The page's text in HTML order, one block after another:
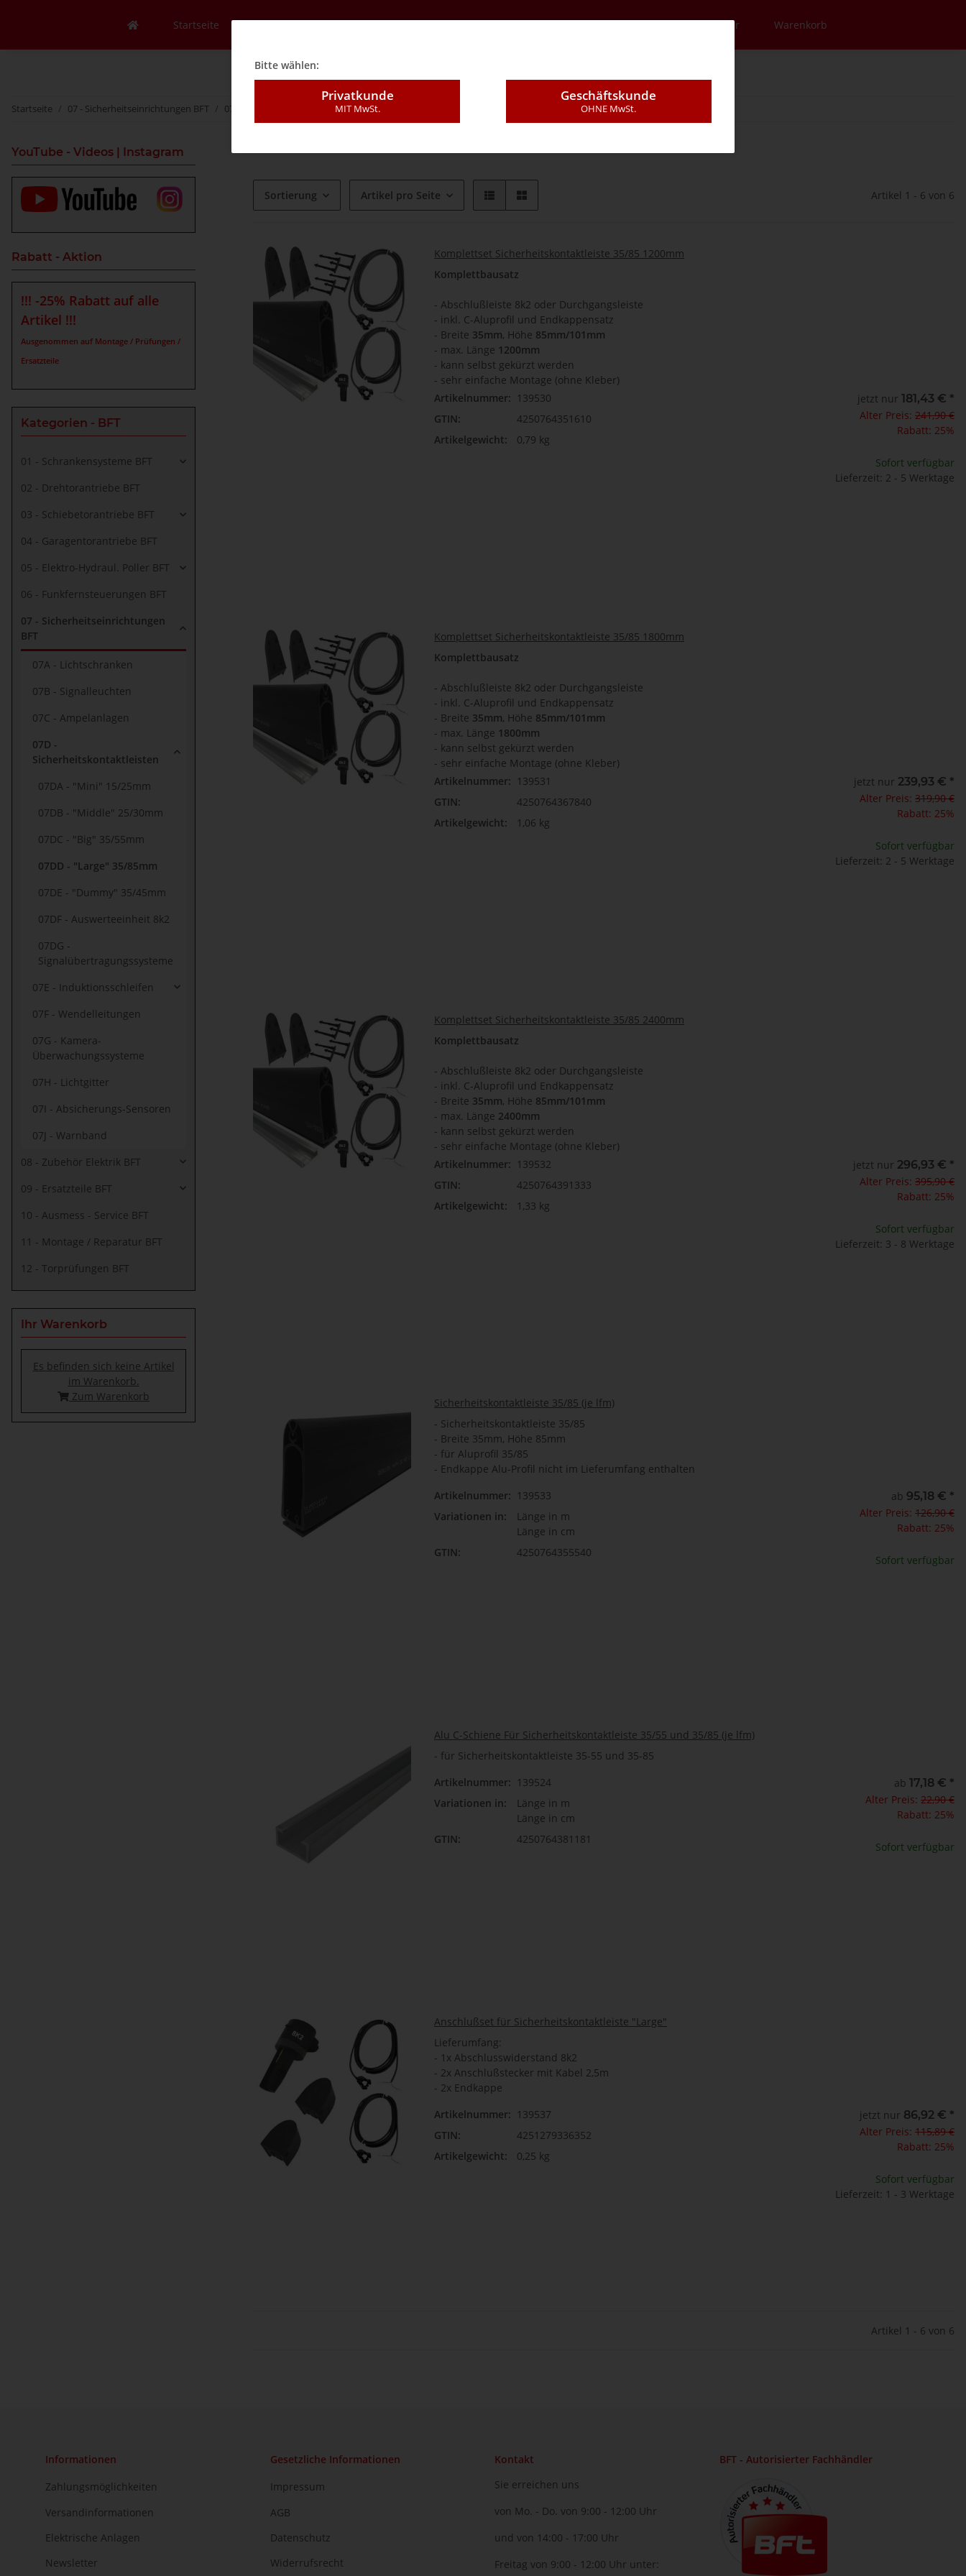
Startseite Mein Konto Kontakt Über Uns E-Mail Montageleistungen Newsletter Warenkorb
Startseite 07 - Sicherheitseinrichtungen BFT 07D - Sicherheitskontaktleisten 07DD - "Large" 35/85mm
Sortierung Artikel pro Seite Artikel 1 - 6 von 6
Komplettset Sicherheitskontaktleiste 35/85 1200mm
Komplettbausatz
- Abschlußleiste 8k2 oder Durchgangsleiste
- inkl. C-Aluprofil und Endkappensatz
- Breite 35mm, Höhe 85mm/101mm
- max. Länge 1200mm
- kann selbst gekürzt werden
- sehr einfache Montage (ohne Kleber)
Artikelnummer: 139530
GTIN:
4250764351610
Artikelgewicht:
0,79 kg
jetzt nur 181,43 € *
Alter Preis: 241,90 €
Rabatt: 25%
Sofort verfügbar
Lieferzeit: 2 - 5 Werktage
Komplettset Sicherheitskontaktleiste 35/85 1800mm
Komplettbausatz
- Abschlußleiste 8k2 oder Durchgangsleiste
- inkl. C-Aluprofil und Endkappensatz
- Breite 35mm, Höhe 85mm/101mm
- max. Länge 1800mm
- kann selbst gekürzt werden
- sehr einfache Montage (ohne Kleber)
Artikelnummer: 139531
GTIN:
4250764367840
Artikelgewicht:
1,06 kg
jetzt nur 239,93 € *
Alter Preis: 319,90 €
Rabatt: 25%
Sofort verfügbar
Lieferzeit: 2 - 5 Werktage
Komplettset Sicherheitskontaktleiste 35/85 2400mm
Komplettbausatz
- Abschlußleiste 8k2 oder Durchgangsleiste
- inkl. C-Aluprofil und Endkappensatz
- Breite 35mm, Höhe 85mm/101mm
- max. Länge 2400mm
- kann selbst gekürzt werden
- sehr einfache Montage (ohne Kleber)
Artikelnummer: 139532
GTIN:
4250764391333
Artikelgewicht:
1,33 kg
jetzt nur 296,93 € *
Alter Preis: 395,90 €
Rabatt: 25%
Sofort verfügbar
Lieferzeit: 3 - 8 Werktage
Sicherheitskontaktleiste 35/85 (je lfm)
- Sicherheitskontaktleiste 35/85
- Breite 35mm, Höhe 85mm
- für Aluprofil 35/85
- Endkappe Alu-Profil nicht im Lieferumfang enthalten
Artikelnummer: 139533
Variationen in:
Länge in m
Länge in cm
GTIN:
4250764355540
ab 95,18 € *
Alter Preis: 126,90 €
Rabatt: 25%
Sofort verfügbar
Alu C-Schiene Für Sicherheitskontaktleiste 35/55 und 35/85 (je lfm)
- für Sicherheitskontaktleiste 35-55 und 35-85
Artikelnummer: 139524
Variationen in:
Länge in m
Länge in cm
GTIN:
4250764381181
ab 17,18 € *
Alter Preis: 22,90 €
Rabatt: 25%
Sofort verfügbar
Anschlußset für Sicherheitskontaktleiste "Large"
Lieferumfang:
- 1x Abschlusswiderstand 8k2
- 2x Anschlußstecker mit Kabel 2,5m
- 2x Endkappe
Artikelnummer: 139537
GTIN:
4251279336352
Artikelgewicht:
0,25 kg
jetzt nur 86,92 € *
Alter Preis: 115,89 €
Rabatt: 25%
Sofort verfügbar
Lieferzeit: 1 - 3 Werktage
Artikel 1 - 6 von 6
YouTube - Videos | Instagram
Rabatt - Aktion
!!! -25% Rabatt auf alle
Artikel !!!
Ausgenommen auf Montage / Prüfungen /
Ersatzteile
Kategorien - BFT
01 - Schrankensysteme BFT
02 - Drehtorantriebe BFT
03 - Schiebetorantriebe BFT
04 - Garagentorantriebe BFT
05 - Elektro-Hydraul. Poller BFT
06 - Funkfernsteuerungen BFT
07 - Sicherheitseinrichtungen
BFT
07A - Lichtschranken
07B - Signalleuchten
07C - Ampelanlagen
07D -
Sicherheitskontaktleisten
07DA - "Mini" 15/25mm
07DB - "Middle" 25/30mm
07DC - "Big" 35/55mm
07DD - "Large" 35/85mm
07DE - "Dummy" 35/45mm
07DF - Auswerteeinheit 8k2
07DG -
Signalübertragungssysteme
07E - Induktionsschleifen
07F - Wendelleitungen
07G - Kamera-
Überwachungssysteme
07H - Lichtgitter
07I - Absicherungs-Sensoren
07J - Warnband
08 - Zubehör Elektrik BFT
09 - Ersatzteile BFT
10 - Ausmess - Service BFT
11 - Montage / Reparatur BFT
12 - Torprüfungen BFT
Ihr Warenkorb
Es befinden sich keine Artikel
im Warenkorb.
Zum Warenkorb
Informationen
Zahlungsmöglichkeiten
Versandinformationen
Elektrische Anlagen
Newsletter
Gesetzliche Informationen
Impressum
AGB
Datenschutz
Widerrufsrecht
Kontakt
Sie erreichen uns
von Mo. - Do. von 9:00 - 12:00 Uhr
und von 14:00 - 17:00 Uhr
Freitag von 9:00 - 12:00 Uhr unter:
BFT - Autorisierter Fachhändler
Bitte wählen:
Privatkunde
MIT MwSt.
Geschäftskunde
OHNE MwSt.